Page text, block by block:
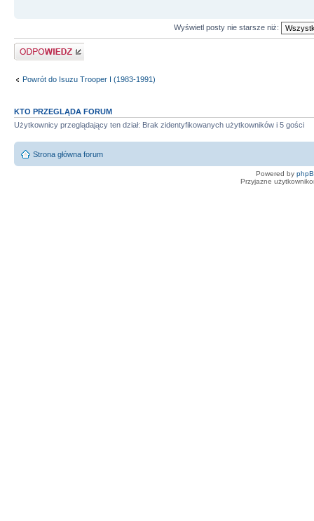
Wyświetl posty nie starsze niż:
Odpowiedz
Powrót do Isuzu Trooper I (1983-1991)
KTO PRZEGLĄDA FORUM
Użytkownicy przeglądający ten dział: Brak zidentyfikowanych użytkowników i 5 gości
Strona główna forum
Powered by
Przyjazne